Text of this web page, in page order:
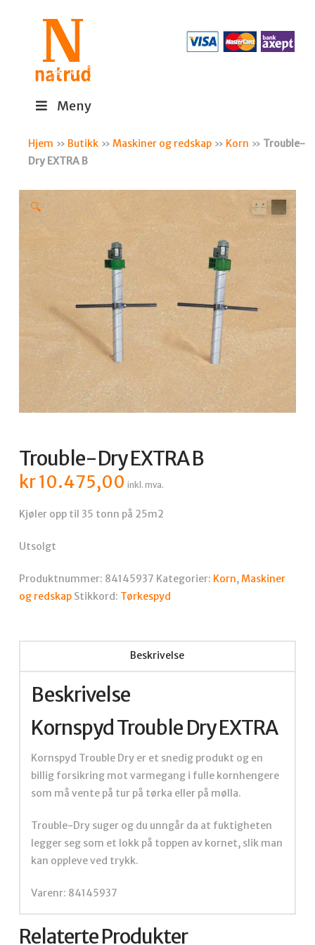
Meny
Hjem » Butikk »Maskiner og redskap » Korn » Trouble-
Dry EXTRA B
🔍
Trouble-Dry EXTRA B
kr10.475,00 inkl. mva.
Kjøler opp til 35 tonn på 25m2
Utsolgt
Produktnummer: 84145937 Kategorier: Korn,Maskiner
og redskap Stikkord: Tørkespyd
Beskrivelse
Beskrivelse
Kornspyd Trouble Dry EXTRA
Kornspyd Trouble Dry er et snedig produkt og en
billig forsikring mot varmegang i fulle kornhengere
som må vente på tur på tørka eller på mølla.
Trouble-Dry suger og du unngår da at fuktigheten
legger seg som et lokk på toppen av kornet, slik man
kan oppleve ved trykk.
Varenr: 84145937
Relaterte Produkter